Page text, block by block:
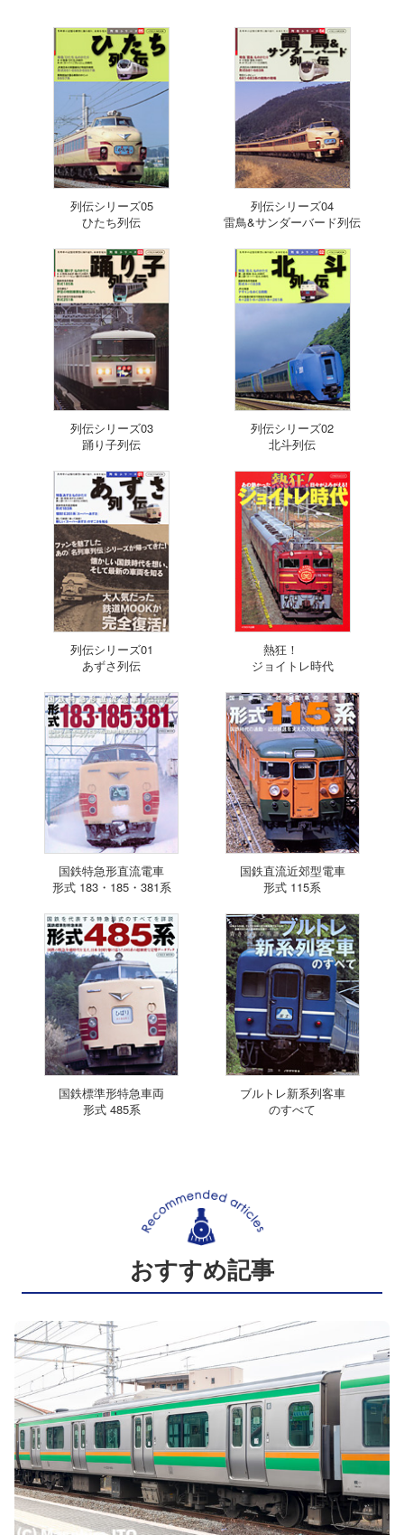
列伝シリーズ05
ひたち列伝
列伝シリーズ04
雷鳥&サンダーバード列伝
列伝シリーズ03
踊り子列伝
列伝シリーズ02
北斗列伝
列伝シリーズ01
あずさ列伝
熱狂！
ジョイトレ時代
国鉄特急形直流電車
形式 183・185・381系
国鉄直流近郊型電車
形式 115系
国鉄標準形特急車両
形式 485系
ブルトレ新系列客車
のすべて
おすすめ記事